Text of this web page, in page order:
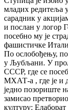
младих редитеља
сарадник у
и послан у логор
посебно му је
фашистичке
По ослобођењу,
у Љубљани. У
СССР, где се
МХАТ-а , где је и
једно позориште
замисао
културу: